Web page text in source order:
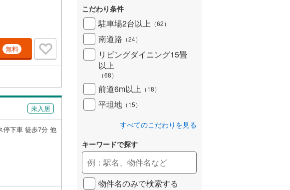
上記時間内です
せをお待ちして
の試算やご購入
資金計画のアド
様第一主義をモ
末永く誠実に努
介だけではな
きます。お客様
す。お気軽にご
無料
未入居
停下車 徒歩7分 他
こだわり条件
駐車場2台以上 （62）
南道路 （24）
リビングダイニング15畳
以上
（68）
前道6m以上 （18）
平坦地 （15）
すべてのこだわりを見る
キーワードで探す
物件名のみで検索する